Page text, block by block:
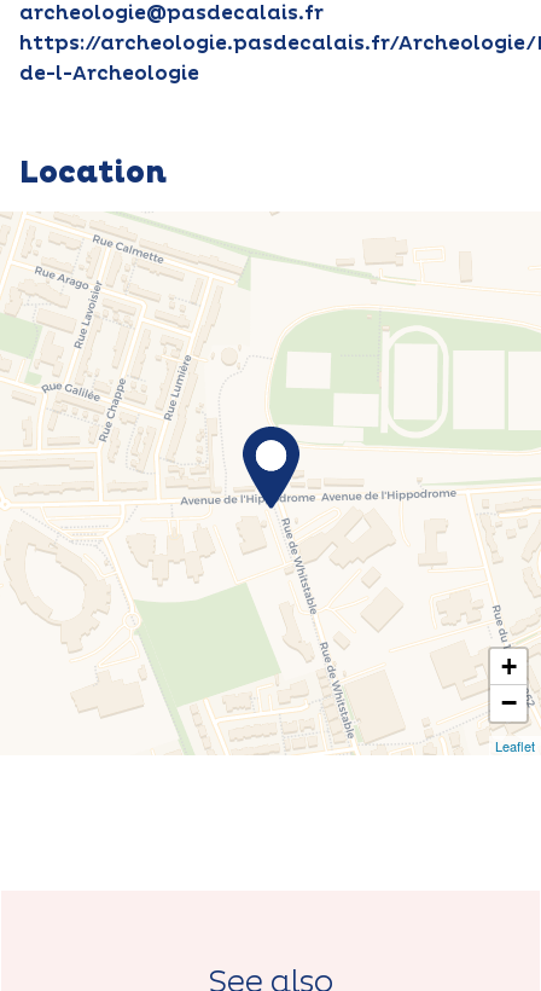
archeologie@pasdecalais.fr
https://archeologie.pasdecalais.fr/Archeologie/
de-l-Archeologie
Location
+
−
Leaflet
See also